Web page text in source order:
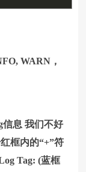
WARN，
信息 我们不好
框内的“+”符
Tag: (蓝框